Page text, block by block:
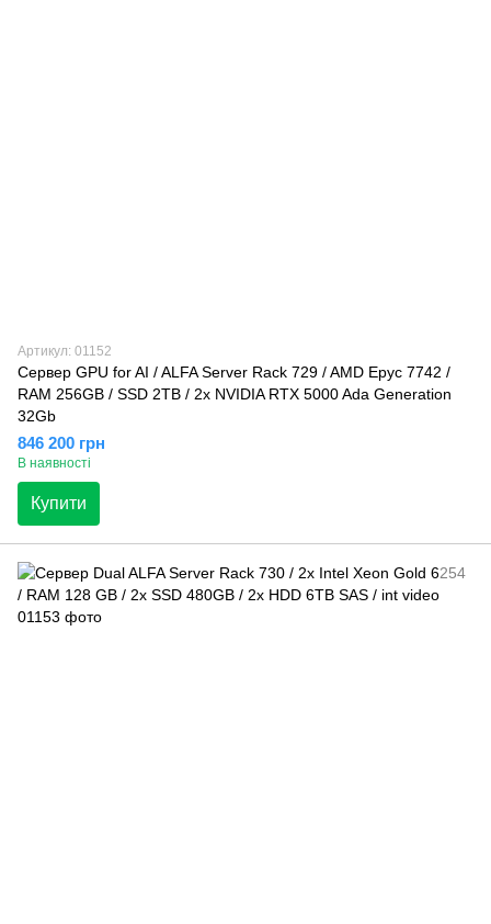
Артикул: 01152
Сервер GPU for AI / ALFA Server Rack 729 / AMD Epyc 7742 /
RAM 256GB / SSD 2TB / 2x NVIDIA RTX 5000 Ada Generation
32Gb
846 200 грн
В наявності
Купити